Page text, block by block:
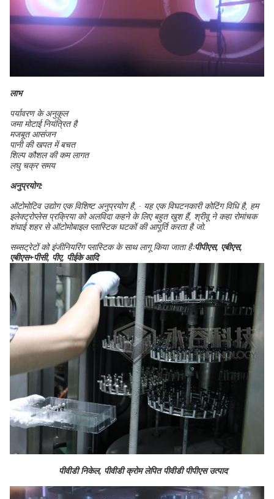
लाभ
पर्यावरण के अनुकूल
जमा मोटाई नियंत्रित है
मजबूत आसंजन
पानी की खपत में बचत
शिल्प कौशल की कम लागत
लघु चक्र समय
अनुप्रयोग:
ऑटोमोटिव उद्योग एक विशिष्ट अनुप्रयोग है, ∙ यह एक विघटनकारी कोटिंग विधि है, हम
इलेक्ट्रोप्लेस प्रक्रिया को अलविदा कहने के लिए बहुत खुश हैं, श्रीवू ने कहा रोमांचक
शंघाई शहर से ऑटोमोबाइल प्लास्टिक घटकों की आपूर्ति करता है जो.
सब्सट्रेटों को इंजीनियरिंग प्लास्टिक के साथ लागू किया जाता हैःपीपीएस, एबीएस,
एबीएस+पीसी, पीए, पीईके आदि
पीवीडी निकेल, पीवीडी क्रोम लेपित पीवीडी पीपीएस उत्पाद